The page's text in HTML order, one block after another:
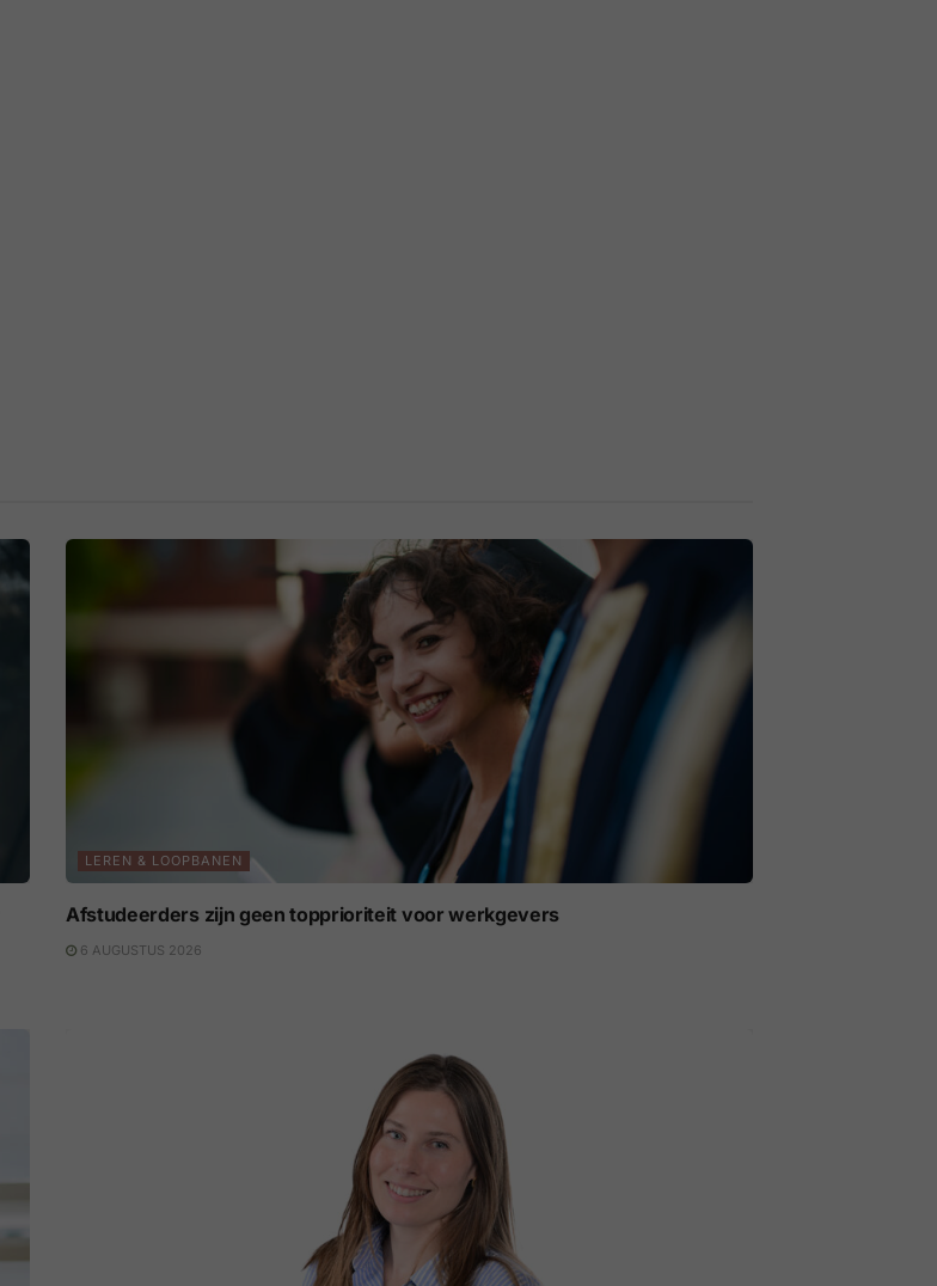
LEREN & LOOPBANEN
Afstudeerders zijn geen topprioriteit voor werkgevers
6 AUGUSTUS 2026